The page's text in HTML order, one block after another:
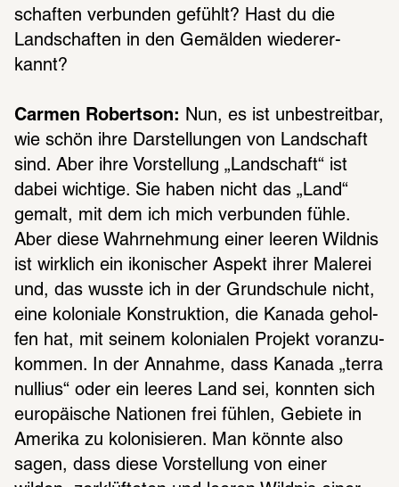
schaf­ten verbun­den gefühlt? Hast du die
Land­schaf­ten in den Gemäl­den wieder­er­
kannt?
Carmen Robertson:
Nun, es ist unbe­streit­bar,
wie schön ihre Darstel­lun­gen von Land­schaft
sind. Aber ihre Vorstel­lung „Land­schaft“ ist
dabei wich­tige. Sie haben nicht das „Land“
gemalt, mit dem ich mich verbun­den fühle.
Aber diese Wahr­neh­mung einer leeren Wild­nis
ist wirk­lich ein ikoni­scher Aspekt ihrer Male­rei
und, das wusste ich in der Grund­schule nicht,
eine kolo­niale Konstruk­tion, die Kanada gehol­
fen hat, mit seinem kolo­nia­len Projekt voran­zu­
kom­men. In der Annahme, dass Kanada „terra
nullius“ oder ein leeres Land sei, konn­ten sich
euro­päi­sche Natio­nen frei fühlen, Gebiete in
Amerika zu kolo­ni­sie­ren. Man könnte also
sagen, dass diese Vorstel­lung von einer